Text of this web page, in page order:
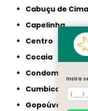
Cabuçu de Cima
Capelinha
Centro
Cocaia
Condomínio
Cumbica
Gopoúva
Insira